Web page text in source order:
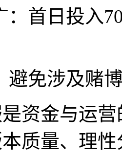
：首日投入
避免涉及赌
资金与运
质量、理